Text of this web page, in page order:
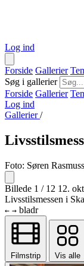
Log ind
Forside Gallerier
Søg i gallerier
Forside Gallerier
Log ind
Gallerier/
Foto: Søren
Billede 1 / 12 12.
Livsstilsmessen i
← → bladr
Filmstrip Vis alle